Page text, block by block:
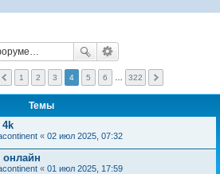
1 2 3 4 5 6 322
Темы
« 02 июл 2025, 07:32
« 01 июл 2025, 17:59